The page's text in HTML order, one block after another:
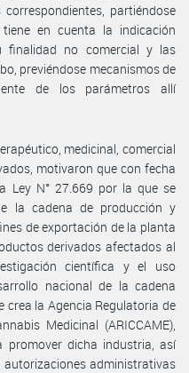
partiéndose
en cuenta la indicación
finalidad no comercial y las
previéndose mecanismos de
de los parámetros allí
medicinal, comercial
motivaron que con fecha
Ley N° 27.669 por la que se
la cadena de producción y
de exportación de la planta
derivados afectados al
científica y el uso
nacional de la cadena
crea la Agencia Regulatoria de
Medicinal (ARICCAME),
promover dicha industria, así
administrativas